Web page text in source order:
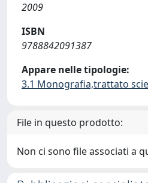
2009
ISBN
9788842091387
Appare nelle tipologie:
3.1 Monografia,trattato
File in questo prodotto:
Non ci sono file associati a